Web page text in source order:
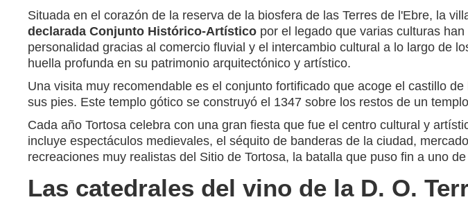
Situada en el corazón de la reserva de la biosfera de las Terres de l'Ebre, la
declarada Conjunto Histórico-Artístico por el legado que varias culturas
personalidad gracias al comercio fluvial y el intercambio cultural a lo largo de
huella profunda en su patrimonio arquitectónico y artístico.
Una visita muy recomendable es el conjunto fortificado que acoge el castillo
sus pies. Este templo gótico se construyó el 1347 sobre los restos de un
Cada año Tortosa celebra con una gran fiesta que fue el centro cultural y
incluye espectáculos medievales, el séquito de banderas de la ciudad,
recreaciones muy realistas del Sitio de Tortosa, la batalla que puso fin a uno
Las catedrales del vino de la D. O.